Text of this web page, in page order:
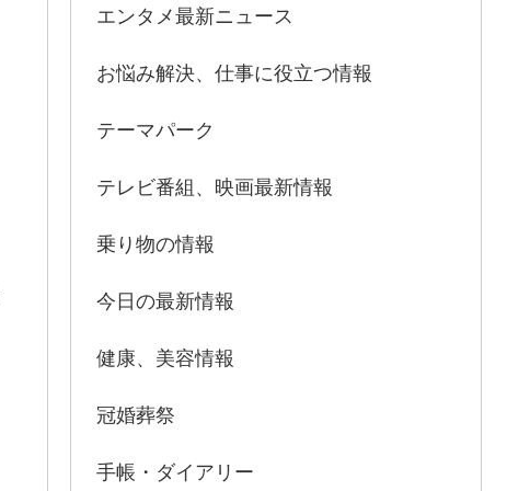
エンタメ最新ニュース
お悩み解決、仕事に役立つ情報
テーマパーク
テレビ番組、映画最新情報
乗り物の情報
今日の最新情報
健康、美容情報
冠婚葬祭
手帳・ダイアリー